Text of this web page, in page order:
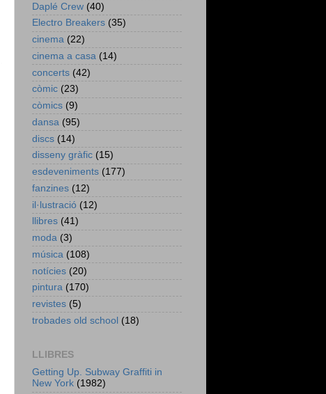
Daplé Crew (40)
Electro Breakers (35)
cinema (22)
cinema a casa (14)
concerts (42)
còmic (23)
còmics (9)
dansa (95)
discs (14)
disseny gràfic (15)
esdeveniments (177)
fanzines (12)
il·lustració (12)
llibres (41)
moda (3)
música (108)
notícies (20)
pintura (170)
revistes (5)
trobades old school (18)
LLIBRES
Getting Up. Subway Graffiti in
New York (1982)